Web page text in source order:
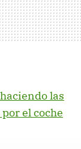
las
el coche